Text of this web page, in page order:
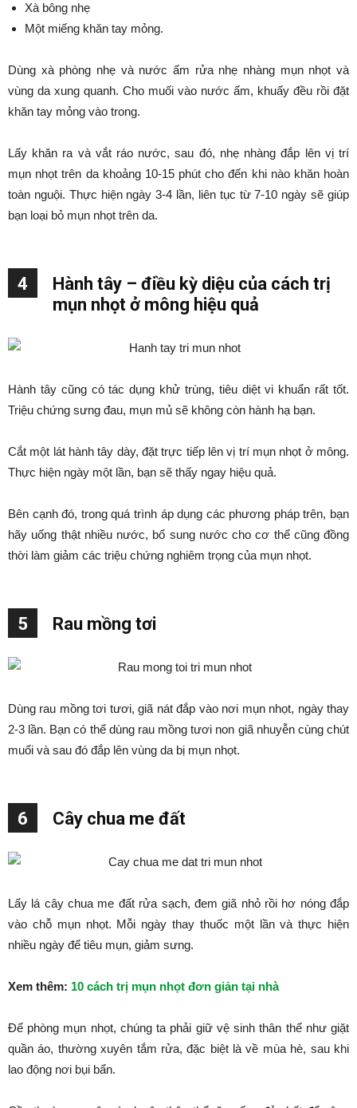
Xà bông nhẹ
Một miếng khăn tay mỏng.
Dùng xà phòng nhẹ và nước ấm rửa nhẹ nhàng mụn nhọt và
vùng da xung quanh. Cho muối vào nước ấm, khuấy đều rồi đặt
khăn tay mỏng vào trong.
Lấy khăn ra và vắt ráo nước, sau đó, nhẹ nhàng đắp lên vị trí
mụn nhọt trên da khoảng 10-15 phút cho đến khi nào khăn hoàn
toàn nguội. Thực hiện ngày 3-4 lần, liên tục từ 7-10 ngày sẽ giúp
bạn loại bỏ mụn nhọt trên da.
4
Hành tây – điều kỳ diệu của cách trị
mụn nhọt ở mông hiệu quả
Hành tây cũng có tác dụng khử trùng, tiêu diệt vi khuẩn rất tốt.
Triệu chứng sưng đau, mụn mủ sẽ không còn hành hạ bạn.
Cắt một lát hành tây dày, đặt trực tiếp lên vị trí mụn nhọt ở mông.
Thực hiện ngày một lần, bạn sẽ thấy ngay hiệu quả.
Bên cạnh đó, trong quá trình áp dụng các phương pháp trên, bạn
hãy uống thật nhiều nước, bổ sung nước cho cơ thể cũng đồng
thời làm giảm các triệu chứng nghiêm trọng của mụn nhọt.
5 Rau mồng tơi
Dùng rau mồng tơi tươi, giã nát đắp vào nơi mụn nhọt, ngày thay
2-3 lần. Bạn có thể dùng rau mồng tươi non giã nhuyễn cùng chút
muối và sau đó đắp lên vùng da bị mụn nhọt.
6 Cây chua me đất
Lấy lá cây chua me đất rửa sạch, đem giã nhỏ rồi hơ nóng đắp
vào chỗ mụn nhọt. Mỗi ngày thay thuốc một lần và thực hiện
nhiều ngày để tiêu mụn, giảm sưng.
Xem thêm: 10 cách trị mụn nhọt đơn giản tại nhà
Để phòng mụn nhọt, chúng ta phải giữ vệ sinh thân thể như giặt
quần áo, thường xuyên tắm rửa, đặc biệt là về mùa hè, sau khi
lao động nơi bụi bẩn.